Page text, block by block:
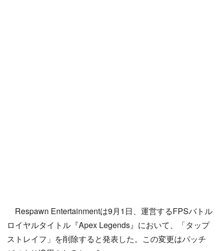
Respawn Entertainmentは9月1日、運営するFPSバトル
ロイヤルタイトル『Apex Legends』において、「タップ
ストレイフ」を削除すると発表した。この変更はパッチ